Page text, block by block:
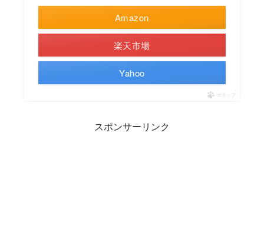
Amazon
楽天市場
Yahoo
ポチップ
スポンサーリンク